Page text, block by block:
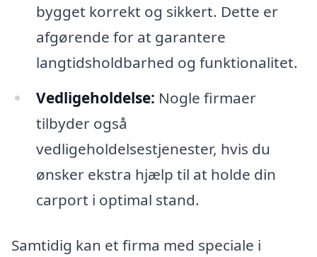
bygget korrekt og sikkert. Dette er
afgørende for at garantere
langtidsholdbarhed og funktionalitet.
Vedligeholdelse: Nogle firmaer
tilbyder også
vedligeholdelsestjenester, hvis du
ønsker ekstra hjælp til at holde din
carport i optimal stand.
Samtidig kan et firma med speciale i